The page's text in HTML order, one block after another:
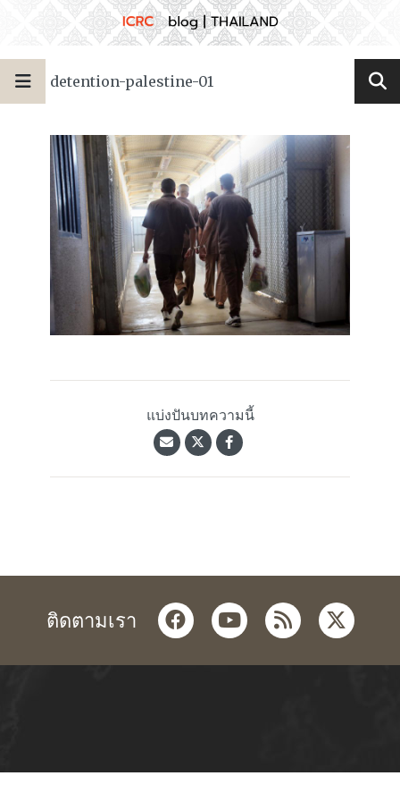
detention-palestine-01
แบ่งปันบทความนี้
ติดตามเรา facebookyoutube
rss twitter